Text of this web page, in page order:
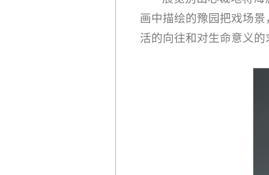
画中描绘的豫园把戏场
活的向往和对生命意义的